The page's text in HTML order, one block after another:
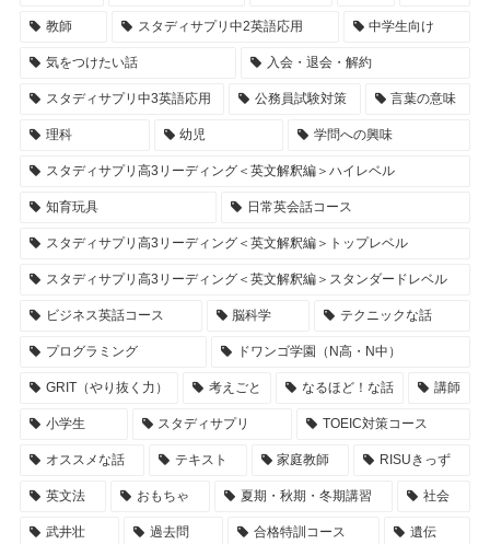
教師 スタディサプリ中2英語応用 中学生向け
気をつけたい話 入会・退会・解約
スタディサプリ中3英語応用 公務員試験対策 言葉の意味
理科 幼児 学問への興味
スタディサプリ高3リーディング＜英文解釈編＞ハイレベル
知育玩具 日常英会話コース
スタディサプリ高3リーディング＜英文解釈編＞トップレベル
スタディサプリ高3リーディング＜英文解釈編＞スタンダードレベル
ビジネス英話コース 脳科学 テクニックな話
プログラミング ドワンゴ学園（N高・N中）
GRIT（やり抜く力） 考えごと なるほど！な話 講師
小学生 スタディサプリ TOEIC対策コース
オススメな話 テキスト 家庭教師 RISUきっず
英文法 おもちゃ 夏期・秋期・冬期講習 社会
武井壮 過去問 合格特訓コース 遺伝